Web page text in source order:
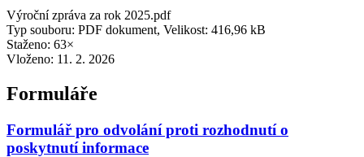
Výroční zpráva za rok 2025.pdf
Typ souboru: PDF dokument, Velikost: 416,96 kB
Staženo: 63×
Vloženo: 11. 2. 2026
Formuláře
Formulář pro odvolání proti rozhodnutí o
poskytnutí informace